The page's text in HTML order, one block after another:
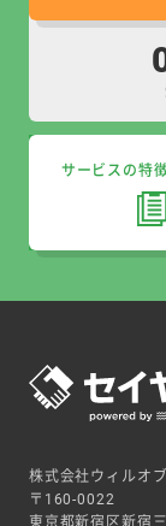
サービスの特
株式会社ウィルオ
〒160-0022